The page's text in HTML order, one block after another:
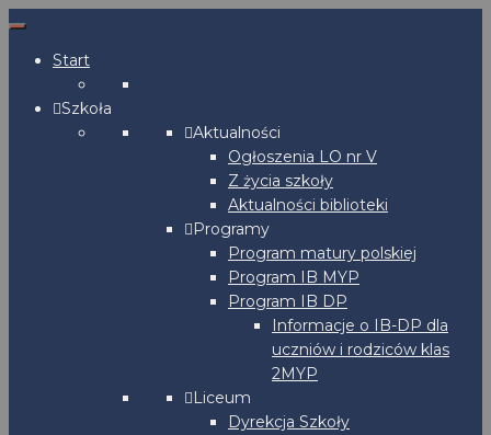
Start
Szkoła
Aktualności
Ogłoszenia LO nr V
Z życia szkoły
Aktualności biblioteki
Programy
Program matury polskiej
Program IB MYP
Program IB DP
Informacje o IB-DP dla
uczniów i rodziców klas
2MYP
Liceum
Dyrekcja Szkoły